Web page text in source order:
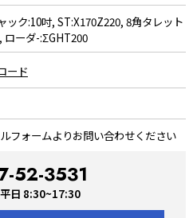
ック:10吋, ST:X170Z220, 8角タレット
ローダ-:ΣGHT200
ード
フォームよりお問い合わせください
52-3531
日 8:30~17:30